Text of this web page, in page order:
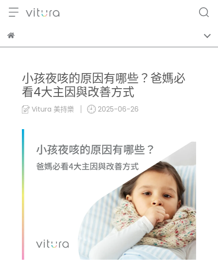
小孩夜咳的原因有哪些？爸媽必
看4大主因與改善方式
Vitura 美持樂 2025-06-26